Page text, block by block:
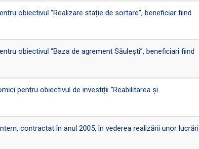
obiectivul “Realizare stație de sortare”, beneficiar fiind
obiectivul “Baza de agrement Săulești”, beneficiari fiind
pentru obiectivul de investiții “Reabilitarea și
contractat în anul 2005, în vederea realizării unor lucrări